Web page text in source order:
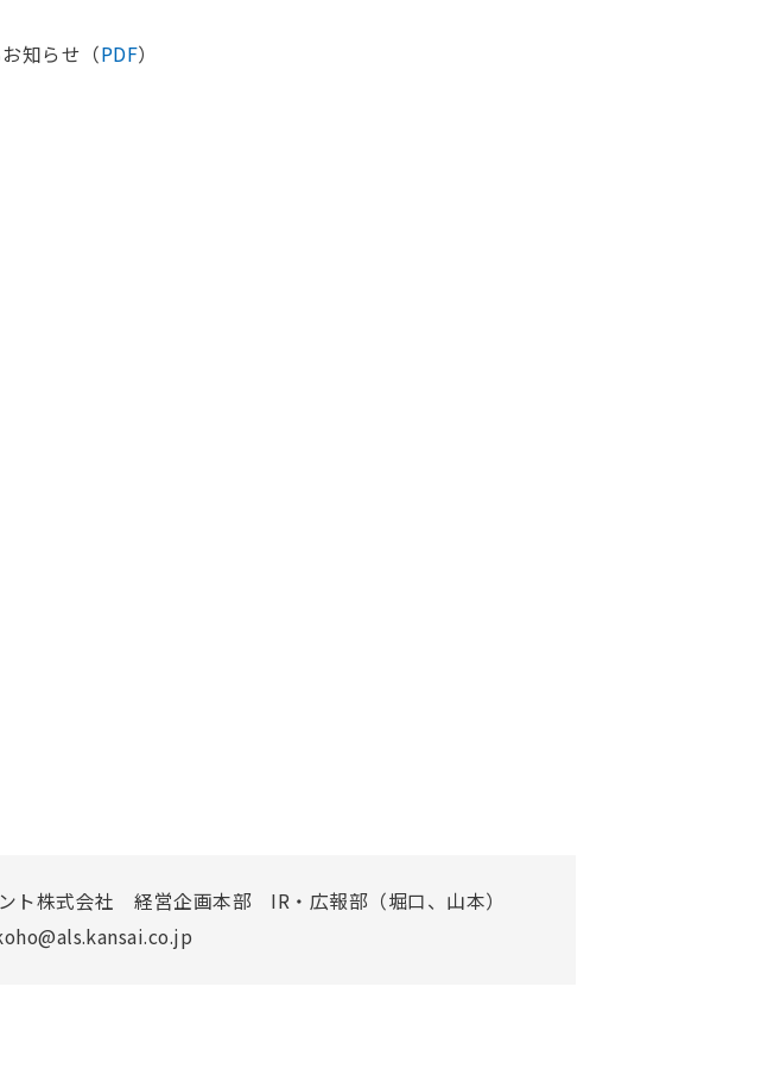
知らせ（PDF）
ト株式会社 経営企画本部 IR・広報部（堀口、山本）​